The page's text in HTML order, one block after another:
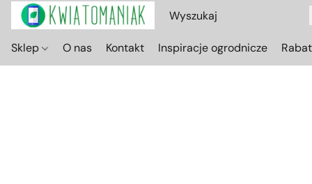
Sklep O nas Kontakt Inspiracje ogrodnicze